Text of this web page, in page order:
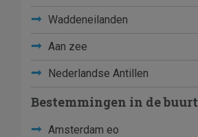
Waddeneilanden
Aan zee
Nederlandse Antillen
Bestemmingen in de buurt
Amsterdam eo